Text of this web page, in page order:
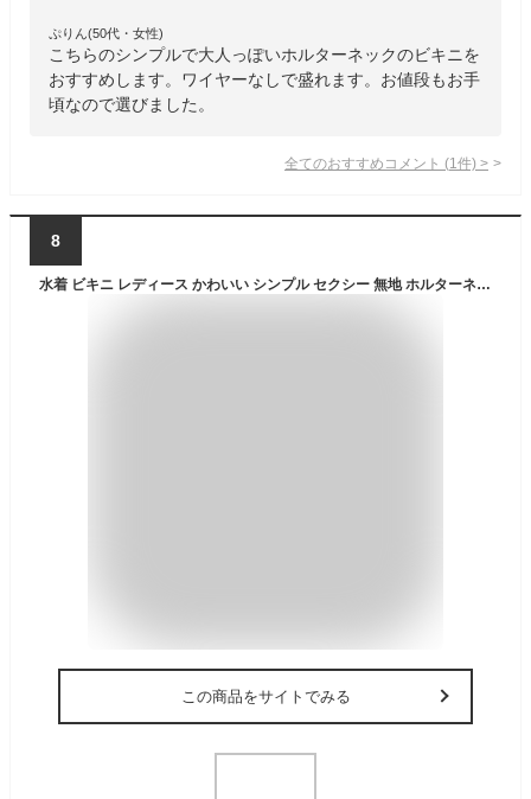
ぷりん(50代・女性)
こちらのシンプルで大人っぽいホルターネックのビキニを
おすすめします。ワイヤーなしで盛れます。お値段もお手
頃なので選びました。
全てのおすすめコメント (1 件) >
8
水着 ビキニ レディース かわいい シンプル セクシー 無地 ホルターネック ブラック 黒 アーミーグリーン カーキ 胸パッド ノンワイヤー ワイヤーなし クロス セパレート ビーチ 盛れる 海 海水浴 プール 旅行
この商品をサイトでみる